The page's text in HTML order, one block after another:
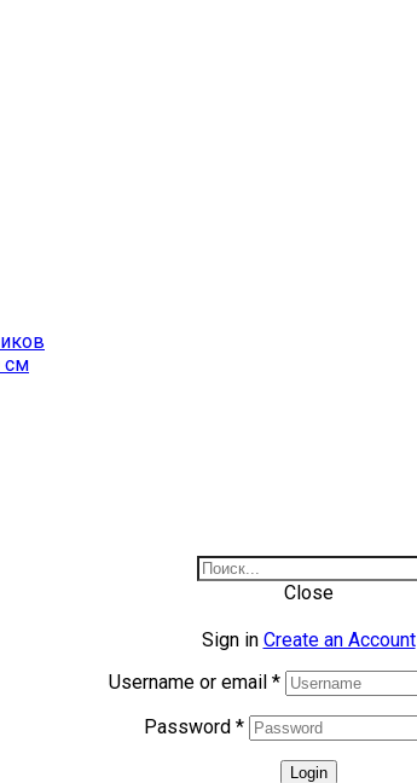
см
Close
Sign in Create an Account
Username or email *
Password *
Login